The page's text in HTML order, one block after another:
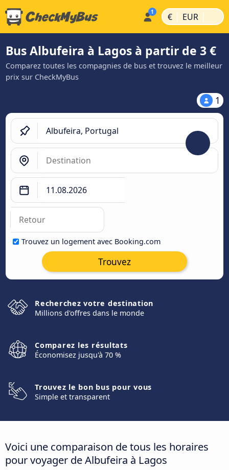
€ | EUR |
Bus Albufeira à Lagos à partir de 3 €
Comparez toutes les compagnies de bus et trouvez le meilleur
prix sur CheckMyBus
1
Trouvez un logement avec Booking.com
Trouvez
Recherchez votre destination
Millions d'offres dans le monde
Comparez les résultats
Économisez jusqu'à 70 %
Trouvez le bon bus pour vous
Simple et transparent
Voici une comparaison de tous les horaires
pour voyager de Albufeira à Lagos